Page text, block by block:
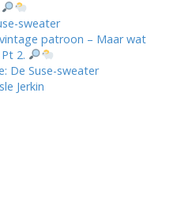
sweater
patroon – Maar wat
2.
De Suse-sweater
Jerkin